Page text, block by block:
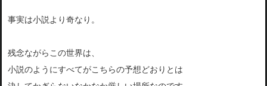
事実は小説より奇なり。
残念ながらこの世界は、
小説のようにすべてがこちらの予想どおりとは